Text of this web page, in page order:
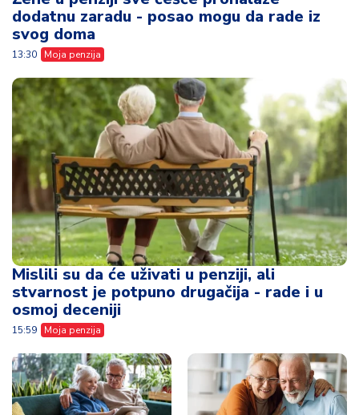
dodatnu zaradu - posao mogu da rade iz
svog doma
13:30 Moja penzija
Mislili su da će uživati u penziji, ali
stvarnost je potpuno drugačija - rade i u
osmoj deceniji
15:59 Moja penzija